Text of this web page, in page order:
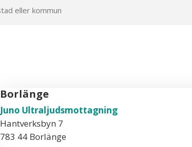
Borlänge
Juno Ultraljudsmottagning
Hantverksbyn 7
783 44 Borlänge